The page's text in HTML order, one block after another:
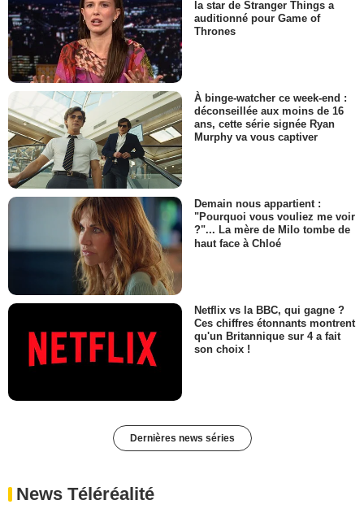
la star de Stranger Things a
auditionné pour Game of
Thrones
À binge-watcher ce week-end :
déconseillée aux moins de 16
ans, cette série signée Ryan
Murphy va vous captiver
Demain nous appartient :
"Pourquoi vous vouliez me voir
?"... La mère de Milo tombe de
haut face à Chloé
Netflix vs la BBC, qui gagne ?
Ces chiffres étonnants montrent
qu'un Britannique sur 4 a fait
son choix !
Dernières news séries
News Téléréalité